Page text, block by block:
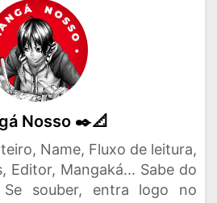
Nosso ✒️📐
Name, Fluxo de leitura,
Editor, Mangaká... Sabe do
souber, entra logo no